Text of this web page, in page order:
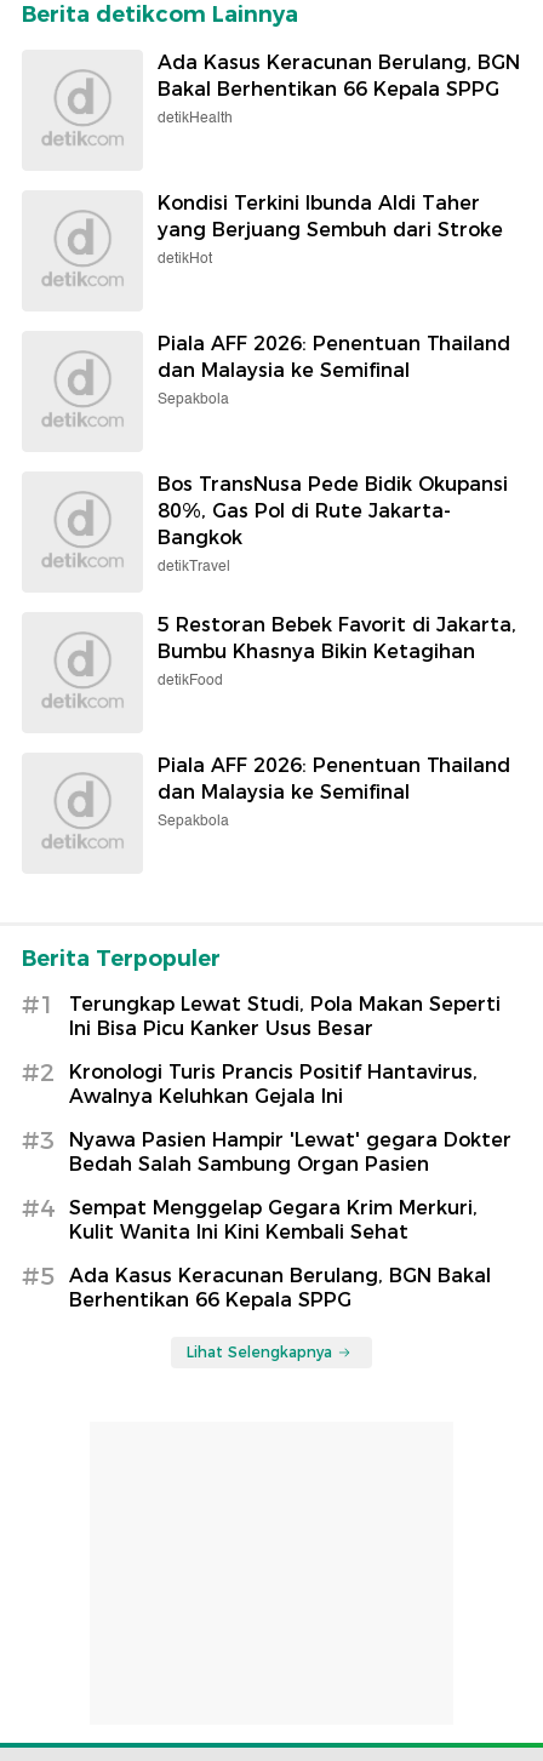
Berita detikcom Lainnya
Ada Kasus Keracunan Berulang, BGN
Bakal Berhentikan 66 Kepala SPPG
detikHealth
Kondisi Terkini Ibunda Aldi Taher
yang Berjuang Sembuh dari Stroke
detikHot
Piala AFF 2026: Penentuan Thailand
dan Malaysia ke Semifinal
Sepakbola
Bos TransNusa Pede Bidik Okupansi
80%, Gas Pol di Rute Jakarta-
Bangkok
detikTravel
5 Restoran Bebek Favorit di Jakarta,
Bumbu Khasnya Bikin Ketagihan
detikFood
Piala AFF 2026: Penentuan Thailand
dan Malaysia ke Semifinal
Sepakbola
Berita Terpopuler
#1
Terungkap Lewat Studi, Pola Makan Seperti
Ini Bisa Picu Kanker Usus Besar
#2
Kronologi Turis Prancis Positif Hantavirus,
Awalnya Keluhkan Gejala Ini
#3
Nyawa Pasien Hampir 'Lewat' gegara Dokter
Bedah Salah Sambung Organ Pasien
#4
Sempat Menggelap Gegara Krim Merkuri,
Kulit Wanita Ini Kini Kembali Sehat
#5
Ada Kasus Keracunan Berulang, BGN Bakal
Berhentikan 66 Kepala SPPG
Lihat Selengkapnya